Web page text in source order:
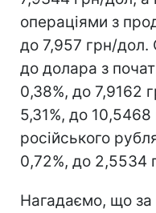
операціями з
до 7,957 грн/дол.
до долара з
0,38%, до 7,9162
5,31%, до
російського
0,72%, до 2,5534
Нагадаємо, що за